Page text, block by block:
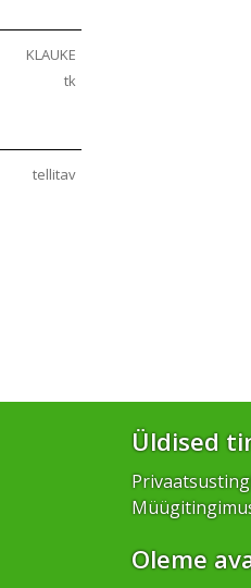
KLAUKE
tk
tellitav
Üldised
Oleme